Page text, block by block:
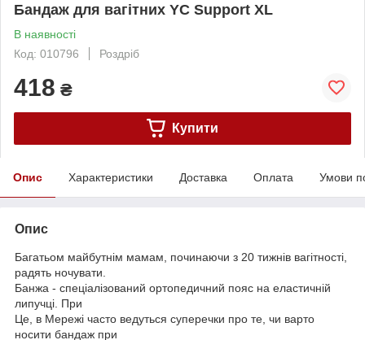
Бандаж для вагітних YC Support XL
В наявності
Код: 010796
Роздріб
418 ₴
Купити
Опис Характеристики Доставка Оплата Умови
Опис
Багатьом майбутнім мамам, починаючи з 20 тижнів вагітності,
радять ночувати.
Банжа - спеціалізований ортопедичний пояс на еластичній
липучці. При
Це, в Мережі часто ведуться суперечки про те, чи варто
носити бандаж при